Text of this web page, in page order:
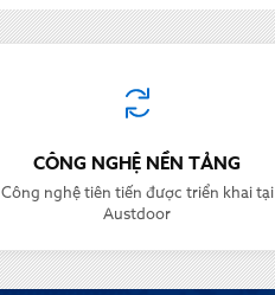
CÔNG NGHỆ NỀN TẢNG
Công nghệ tiên tiến được triển khai tại
Austdoor